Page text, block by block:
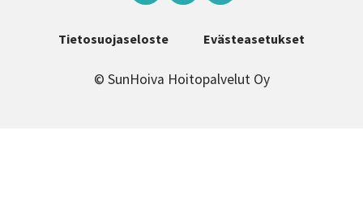
Tietosuojaseloste Evästeasetukset
© SunHoiva Hoitopalvelut Oy